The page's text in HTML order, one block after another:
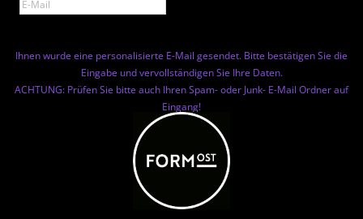
Ihnen wurde eine personalisierte E-Mail gesendet. Bitte bestätigen Sie die
Eingabe und vervollständigen Sie Ihre Daten.
ACHTUNG: Prüfen Sie bitte auch Ihren Spam- oder Junk- E-Mail Ordner auf
Eingang!